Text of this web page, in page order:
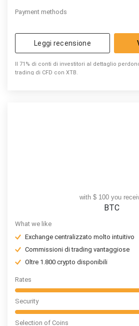
Payment methods
Leggi recensione
Il 71% di conti di investitori al dettaglio
trading di CFD con XTB.
with $ 100 you
BTC
What we like
Exchange centralizzato molto intuitivo
Commissioni di trading vantaggiose
Oltre 1.800 crypto disponibili
Rates
Security
Selection of Coins